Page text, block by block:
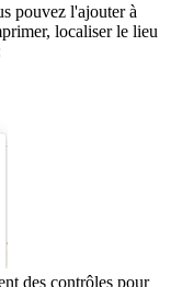
pouvez l'ajouter à
localiser le lieu
des contrôles pour